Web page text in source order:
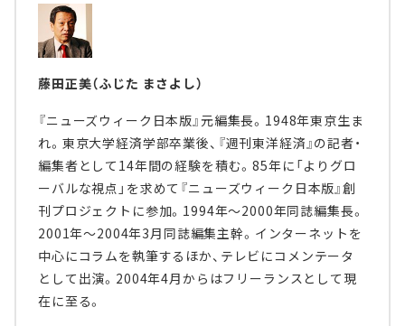
藤田正美（ふじた まさよし）
『ニューズウィーク日本版』元編集長。1948年東京生ま
れ。東京大学経済学部卒業後、『週刊東洋経済』の記者・
編集者として14年間の経験を積む。85年に「よりグロ
ーバルな視点」を求めて『ニューズウィーク日本版』創
刊プロジェクトに参加。1994年～2000年同誌編集長。
2001年～2004年3月同誌編集主幹。インターネットを
中心にコラムを執筆するほか、テレビにコメンテータ
として出演。2004年4月からはフリーランスとして現
在に至る。